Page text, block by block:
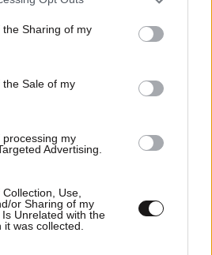
usage behaviour. You may click to
Google and its third-party tags to
purposes in below Google
Sharing of my
Sale of my
my
Advertising.
Use,
or Sharing of my
Unrelated with the
was collected.
ΣΑΣ